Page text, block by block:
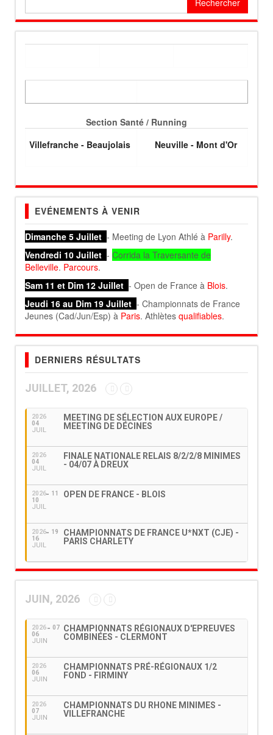
Section Santé / Running
Villefranche - Beaujolais
Neuville - Mont d'Or
EVÉNEMENTS À VENIR
Dimanche 5 Juillet - Meeting de Lyon Athlé à Parilly.
Vendredi 10 Juillet - Corrida la Traversante de
Belleville. Parcours.
Sam 11 et Dim 12 Juillet - Open de France à Blois.
Jeudi 16 au Dim 19 Juillet - Championnats de France
Jeunes (Cad/Jun/Esp) à Paris. Athlètes qualifiables.
DERNIERS RÉSULTATS
JUILLET, 2026
2026
04
JUIL
MEETING DE SÉLECTION AUX EUROPE /
MEETING DE DÉCINES
2026
04
JUIL
FINALE NATIONALE RELAIS 8/2/2/8 MINIMES
- 04/07 À DREUX
2026
10
JUIL
11 OPEN DE FRANCE - BLOIS
2026
16
JUIL
19
CHAMPIONNATS DE FRANCE U*NXT (CJE) -
PARIS CHARLETY
JUIN, 2026
2026
06
JUIN
07
CHAMPIONNATS RÉGIONAUX D'EPREUVES
COMBINÉES - CLERMONT
2026
06
JUIN
CHAMPIONNATS PRÉ-RÉGIONAUX 1/2
FOND - FIRMINY
2026
07
JUIN
CHAMPIONNATS DU RHONE MINIMES -
VILLEFRANCHE